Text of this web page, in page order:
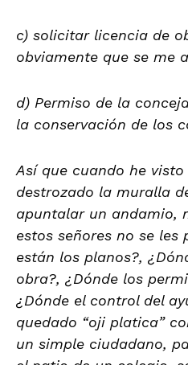
c) solicitar licencia de
obviamente que se me
d) Permiso de la
la conservación de los
Así que cuando he
destrozado la muralla
apuntalar un andamio,
estos señores no se les
están los planos?,
obra?, ¿Dónde los
¿Dónde el control del
quedado “oji platica”
un simple ciudadano,